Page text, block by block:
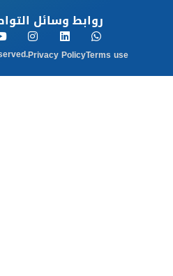
روابط وسائل
Privacy PolicyTerms use